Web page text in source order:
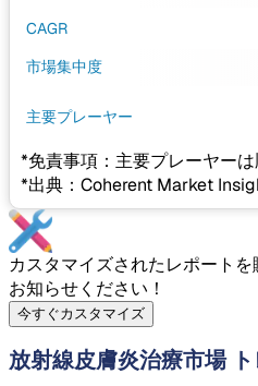
CAGR
市場集中度
主要プレーヤー
*免責事項：主要プレーヤーは
*出典：Coherent Market
カスタマイズされたレポート
お知らせください！
今すぐカスタマイズ
放射線皮膚炎治療市場